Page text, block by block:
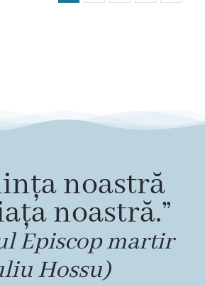
noastră
noastră.”
Episcop martir
Hossu)